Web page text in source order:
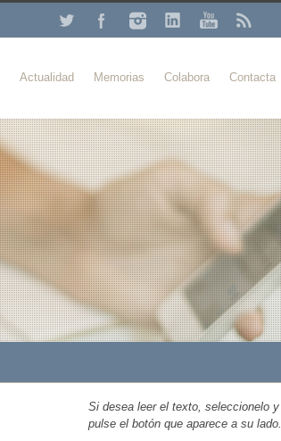
Actualidad Memorias Colabora Contacta
Si desea leer el texto, seleccionelo y
pulse el botón que aparece a su lado.